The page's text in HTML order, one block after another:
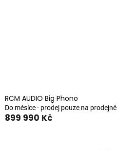
RCM AUDIO Big Phono
Do měsíce - prodej pouze na prodejně
899 990 Kč